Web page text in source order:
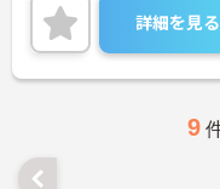
フのサポートを行うハ
最新設備とバリアフリ
体的負担が少なく、広
とで高い給与水準を実
効率化など、ワークラ
年70歳まで長期的に活
います。複数施設を経
詳細を見る
9